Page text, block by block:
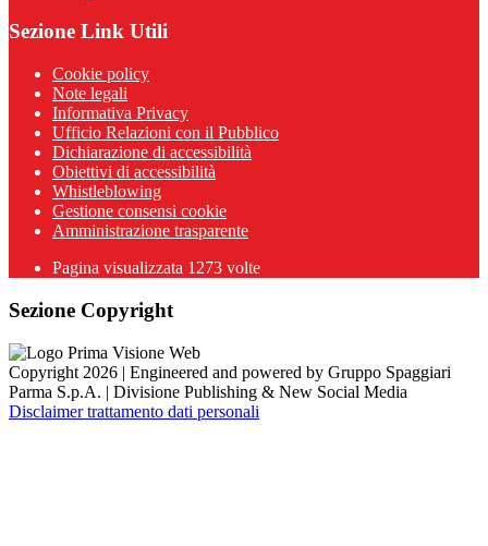
Sezione Link Utili
Cookie policy
Note legali
Informativa Privacy
Ufficio Relazioni con il Pubblico
Dichiarazione di accessibilità
Obiettivi di accessibilità
Whistleblowing
Gestione consensi cookie
Amministrazione trasparente
Pagina visualizzata 1273 volte
Sezione Copyright
Copyright 2026 | Engineered and powered by Gruppo Spaggiari
Parma S.p.A. | Divisione Publishing & New Social Media
Disclaimer trattamento dati personali